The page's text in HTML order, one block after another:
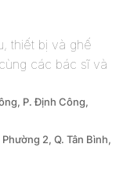
thiết bị và ghế
các bác sĩ và
P. Định Công,
2, Q. Tân Bình,